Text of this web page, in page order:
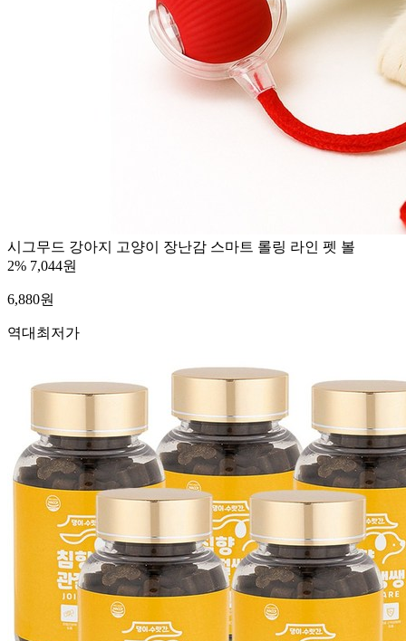
시그무드 강아지 고양이 장난감 스마트 롤링 라인 펫 볼
2% 7,044원
6,880원
역대최저가